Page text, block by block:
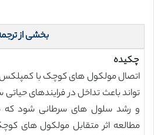
بخشی از
چکیده
تواند باعث تداخل در فرایندهای
و رشد سلول های سرطانی شود که
مطالعه اثر متقابل مولکول های